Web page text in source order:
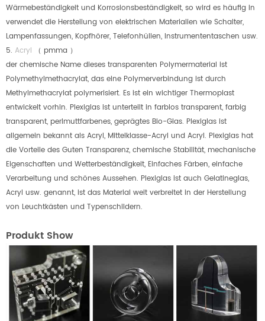
Wärmebeständigkeit und Korrosionsbeständigkeit, so wird es häufig in
verwendet die Herstellung von elektrischen Materialien wie Schalter,
Lampenfassungen, Kopfhörer, Telefonhüllen, Instrumententaschen usw.
5. Acryl （ pmma ）
der chemische Name dieses transparenten Polymermaterial ist
Polymethylmethacrylat, das eine Polymerverbindung ist durch
Methylmethacrylat polymerisiert. Es ist ein wichtiger Thermoplast
entwickelt vorhin. Plexiglas ist unterteilt in farblos transparent, farbig
transparent, perlmuttfarbenes, geprägtes Bio-Glas. Plexiglas ist
allgemein bekannt als Acryl, Mittelklasse-Acryl und Acryl. Plexiglas hat
die Vorteile des Guten Transparenz, chemische Stabilität, mechanische
Eigenschaften und Wetterbeständigkeit, Einfaches Färben, einfache
Verarbeitung und schönes Aussehen. Plexiglas ist auch Gelatineglas,
Acryl usw. genannt, ist das Material weit verbreitet in der Herstellung
von Leuchtkästen und Typenschildern.
Produkt Show